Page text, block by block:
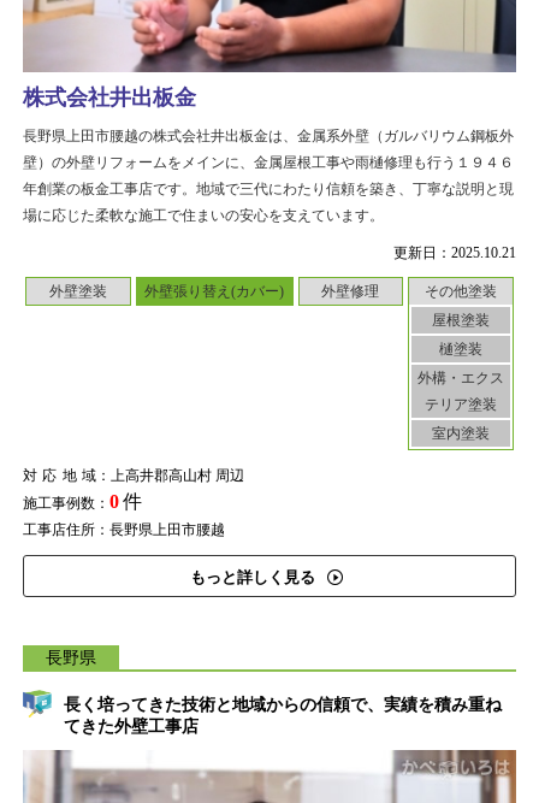
更新日：2025.10.21
外壁塗装 外壁張り替え(カバー) 外壁修理
その他塗装
屋根塗装
樋塗装
外構・エクス
テリア塗装
室内塗装
対応地域：上高井郡高山村 周辺
施工事例数： 0件
工事店住所：長野県上田市腰越
もっと詳しく見る
株式会社井出板金
長野県上田市腰越の株式会社井出板金は、金属系外壁（ガルバリウム鋼板外
壁）の外壁リフォームをメインに、金属屋根工事や雨樋修理も行う１９４６
年創業の板金工事店です。地域で三代にわたり信頼を築き、丁寧な説明と現
場に応じた柔軟な施工で住まいの安心を支えています。
長野県
長く培ってきた技術と地域からの信頼で、実績を積み重ね
てきた外壁工事店